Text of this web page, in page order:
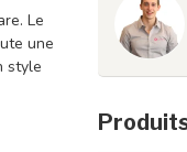
Le
une
style